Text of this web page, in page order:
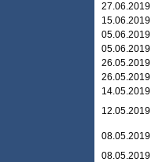
27.06.2019
15.06.2019
05.06.2019
05.06.2019
26.05.2019
26.05.2019
14.05.2019
12.05.2019
08.05.2019
08.05.2019